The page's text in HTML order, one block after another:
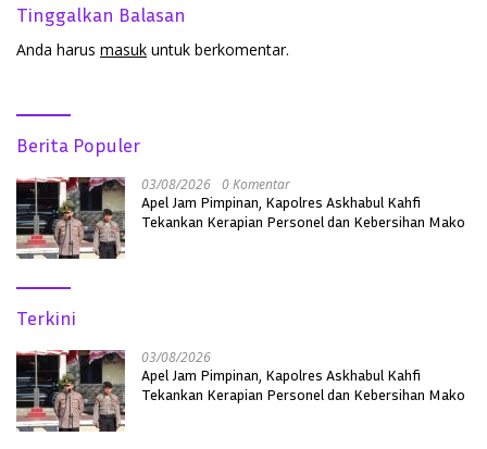
Tinggalkan Balasan
Anda harus masuk untuk berkomentar.
Berita Populer
03/08/2026 0 Komentar
Apel Jam Pimpinan, Kapolres Askhabul Kahfi
Tekankan Kerapian Personel dan Kebersihan Mako
Terkini
03/08/2026
Apel Jam Pimpinan, Kapolres Askhabul Kahfi
Tekankan Kerapian Personel dan Kebersihan Mako